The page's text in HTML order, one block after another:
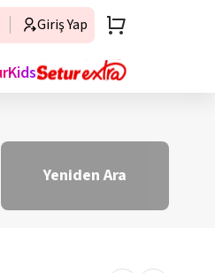
Giriş Yap
Yeniden Ara